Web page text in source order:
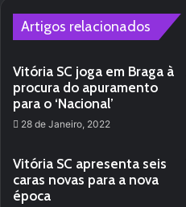
Artigos relacionados
Vitória SC joga em Braga à
procura do apuramento
para o ‘Nacional’
28 de Janeiro, 2022
Vitória SC apresenta seis
caras novas para a nova
época